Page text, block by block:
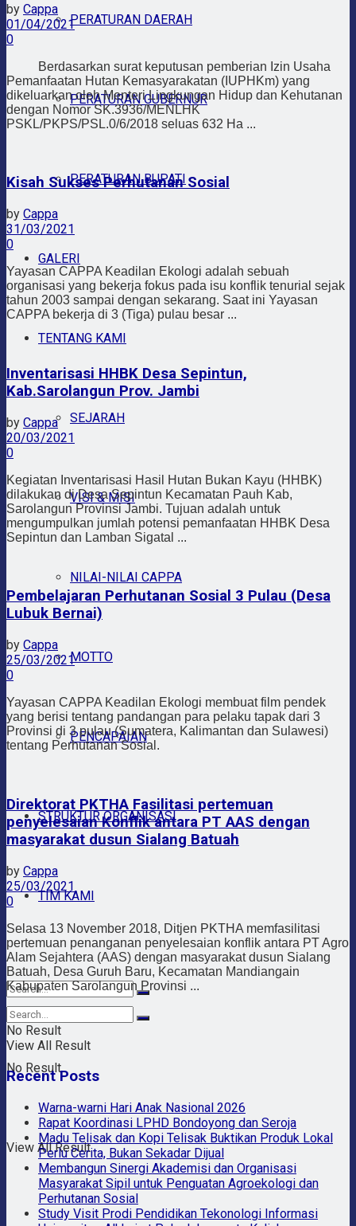
PERATURAN DAERAH
PERATURAN GUBERNUR
PERATURAN BUPATI
GALERI
TENTANG KAMI
SEJARAH
VISI & MISI
NILAI-NILAI CAPPA
MOTTO
PENCAPAIAN
STRUKTUR ORGANISASI
TIM KAMI
No Result
View All Result
by Cappa
01/04/2021
0
Berdasarkan surat keputusan pemberian Izin Usaha
Pemanfaatan Hutan Kemasyarakatan (IUPHKm) yang
dikeluarkan oleh Menteri Lingkungan Hidup dan Kehutanan
dengan Nomor SK.3936/MENLHK
PSKL/PKPS/PSL.0/6/2018 seluas 632 Ha ...
Kisah Sukses Perhutanan Sosial
by Cappa
31/03/2021
0
Yayasan CAPPA Keadilan Ekologi adalah sebuah
organisasi yang bekerja fokus pada isu konflik tenurial sejak
tahun 2003 sampai dengan sekarang. Saat ini Yayasan
CAPPA bekerja di 3 (Tiga) pulau besar ...
Inventarisasi HHBK Desa Sepintun,
Kab.Sarolangun Prov. Jambi
by Cappa
20/03/2021
0
Kegiatan Inventarisasi Hasil Hutan Bukan Kayu (HHBK)
dilakukan di Desa Sepintun Kecamatan Pauh Kab,
Sarolangun Provinsi Jambi. Tujuan adalah untuk
mengumpulkan jumlah potensi pemanfaatan HHBK Desa
Sepintun dan Lamban Sigatal ...
Pembelajaran Perhutanan Sosial 3 Pulau (Desa
Lubuk Bernai)
by Cappa
25/03/2021
0
Yayasan CAPPA Keadilan Ekologi membuat film pendek
yang berisi tentang pandangan para pelaku tapak dari 3
Provinsi di 3 pulau (Sumatera, Kalimantan dan Sulawesi)
tentang Perhutanan Sosial.
Direktorat PKTHA Fasilitasi pertemuan
penyelesaian Konflik antara PT AAS dengan
masyarakat dusun Sialang Batuah
by Cappa
25/03/2021
0
Selasa 13 November 2018, Ditjen PKTHA memfasilitasi
pertemuan penanganan penyelesaian konflik antara PT Agro
Alam Sejahtera (AAS) dengan masyarakat dusun Sialang
Batuah, Desa Guruh Baru, Kecamatan Mandiangain
Kabupaten Sarolangun Provinsi ...
No Result
View All Result
Recent Posts
Warna-warni Hari Anak Nasional 2026
Rapat Koordinasi LPHD Bondoyong dan Seroja
Madu Telisak dan Kopi Telisak Buktikan Produk Lokal
Perlu Cerita, Bukan Sekadar Dijual
Membangun Sinergi Akademisi dan Organisasi
Masyarakat Sipil untuk Penguatan Agroekologi dan
Perhutanan Sosial
Study Visit Prodi Pendidikan Tekonologi Informasi